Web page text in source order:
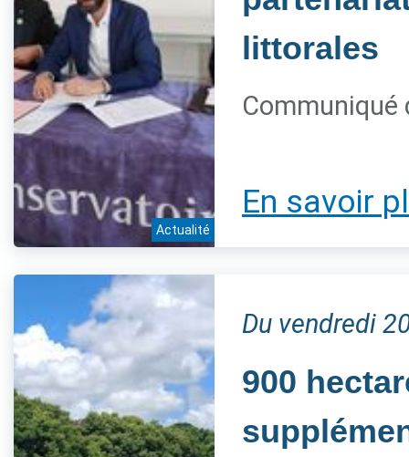
Actualité
littorales
Communiqué
En savoir
Du vendredi
900